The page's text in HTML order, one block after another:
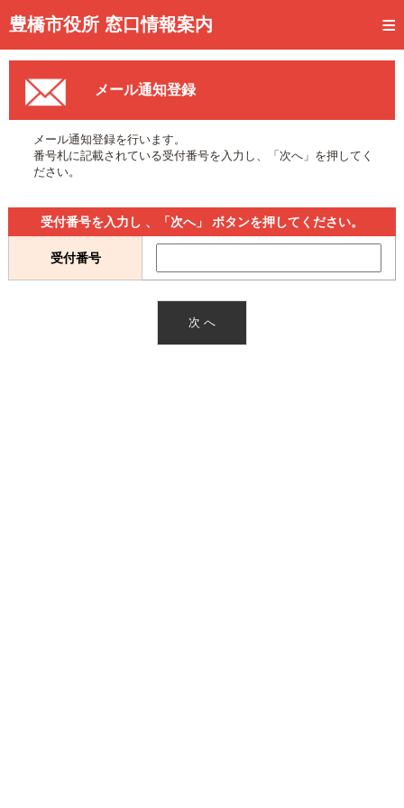
豊橋市役所 窓口情報案内
トップページ
事前予約
予約状況確認
窓口混雑状況
待ち状況確認
メール通知登録
メール通知登録
メール通知登録を行います。
番号札に記載されている受付番号を入力し、「次へ」を押してく
ださい。
受付番号を入力し 、「次へ」 ボタンを押してください。
受付番号